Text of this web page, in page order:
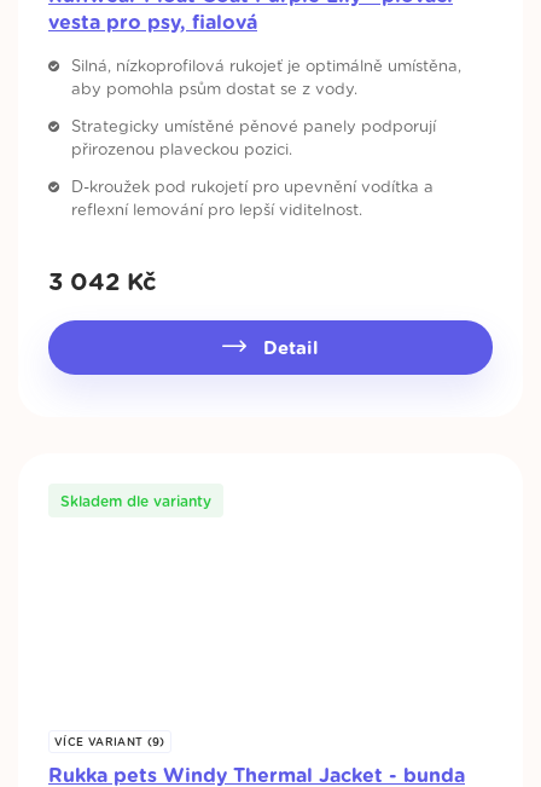
vesta pro psy, fialová
Silná, nízkoprofilová rukojeť je optimálně umístěna,
aby pomohla psům dostat se z vody.
Strategicky umístěné pěnové panely podporují
přirozenou plaveckou pozici.
D-kroužek pod rukojetí pro upevnění vodítka a
reflexní lemování pro lepší viditelnost.
3 042 Kč
Detail
VÍCE VARIANT (9)
Rukka pets Windy Thermal Jacket - bunda
Skladem dle varianty